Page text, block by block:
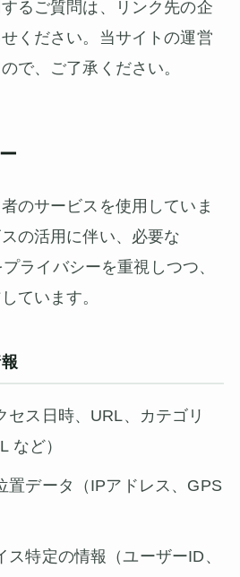
るご質問は、リンク先の企
ください。当サイトの運営
で、ご了承ください。
のサービスを使用していま
の活用に伴い、必要な
ライバシーを重視しつつ、
ています。
セス日時、URL、カテゴリ
など）
置データ（IPアドレス、GPS
ス特定の情報（ユーザーID、